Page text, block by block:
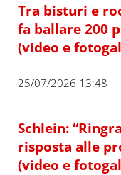
Tra bisturi e
fa ballare 200
(video e
25/07/2026 13:48
Schlein:
risposta alle
(video e